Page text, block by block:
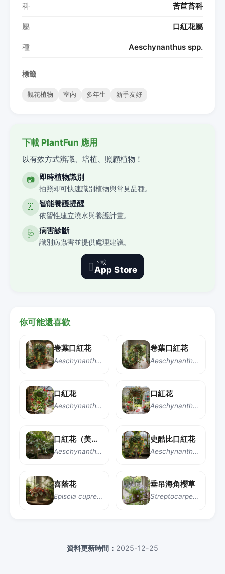
科 苦苣苔科
屬 口紅花屬
種 Aeschynanthus spp.
標籤
觀花植物 室內 多年生 新手友好
下載 PlantFun 應用
以有效方式辨識、培植、照顧植物！
📷 即時植物識別
拍照即可快速識別植物與常見品種。
⏰ 智能養護提醒
依習性建立澆水與養護計畫。
🩺 病害診斷
識別病蟲害並提供處理建議。
下載
App Store
你可能還喜歡
卷葉口紅花
Aeschynanthus 'Japhrolepis'
卷葉口紅花
Aeschynanthus 'Rasta'
口紅花
Aeschynanthus pulcher
口紅花
Aeschynanthus radicans
口紅花（美麗芒毛苣苔）
Aeschynanthus speciosus
史酷比口紅花
Aeschynanthus 'Scooby Doo'
喜蔭花
Episcia cupreata
垂吊海角櫻草
Streptocarpella saxorum
資料更新時間： 2025-12-25